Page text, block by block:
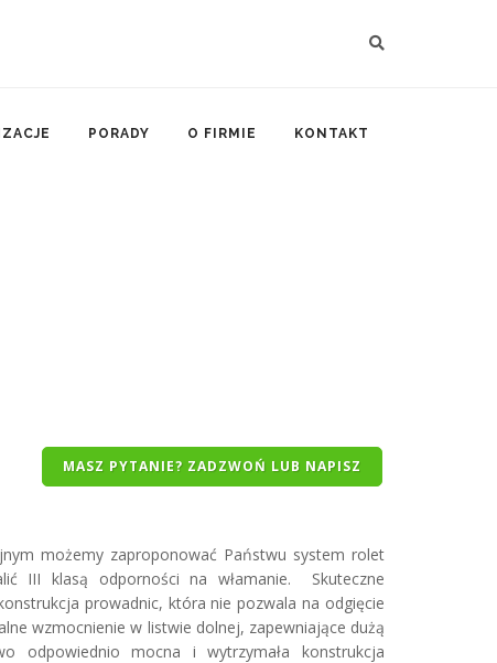
PORADY O FIRMIE KONTAKT
MASZ PYTANIE? ZADZWOŃ LUB NAPISZ
możemy zaproponować Państwu system rolet
III klasą odporności na włamanie. Skuteczne
prowadnic, która nie pozwala na odgięcie
wzmocnienie w listwie dolnej, zapewniające dużą
odpowiednio mocna i wytrzymała konstrukcja